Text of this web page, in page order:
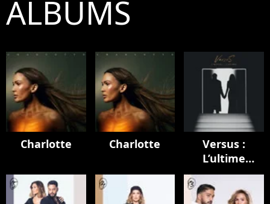
ALBUMS
Charlotte Charlotte
Versus :
L’ultime
chapitre